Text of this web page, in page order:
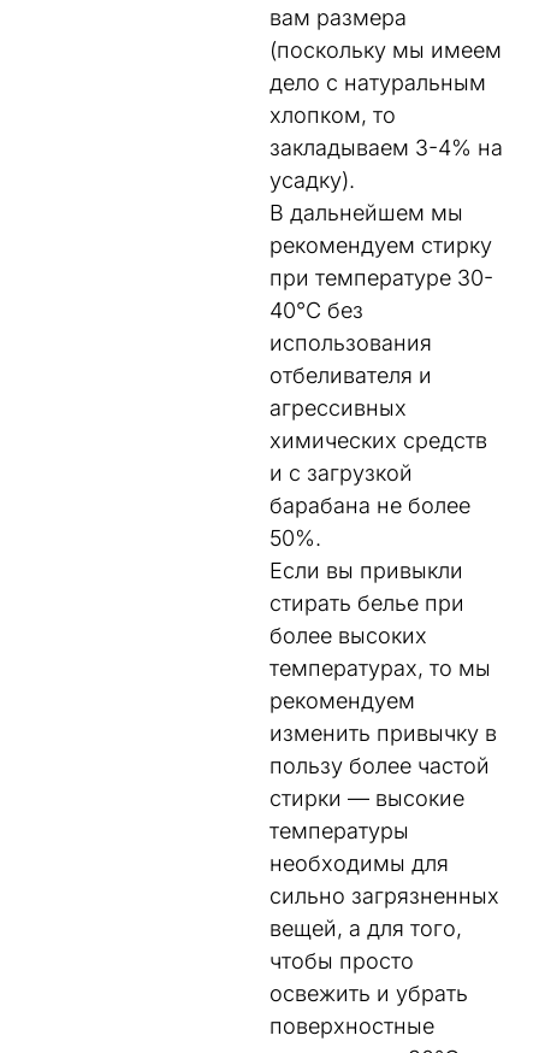
вам размера
(поскольку мы имеем
дело с натуральным
хлопком, то
закладываем 3-4% на
усадку).
В дальнейшем мы
рекомендуем стирку
при температуре 30-
40°C без
использования
отбеливателя и
агрессивных
химических средств
и с загрузкой
барабана не более
50%.
Если вы привыкли
стирать белье при
более высоких
температурах, то мы
рекомендуем
изменить привычку в
пользу более частой
стирки — высокие
температуры
необходимы для
сильно загрязненных
вещей, а для того,
чтобы просто
освежить и убрать
поверхностные